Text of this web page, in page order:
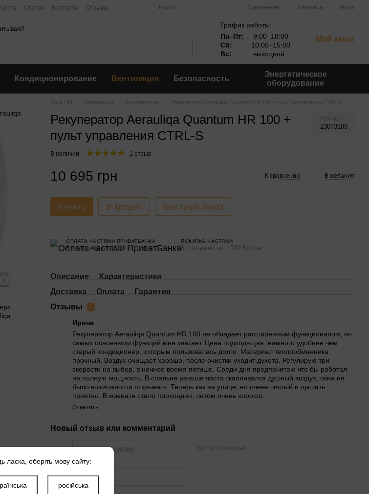
Статьи Контакты Отзывы Рус Сравнение Желания Вход
вам?
График работы:
Пн–Пт:
9:00–18:00
Сб:
10:00–15:00
Вс:
выходной
Мой заказ
Кондиционирование Вентиляция Безопасность
Энергетическое
оборудование
Aqua Life Вентиляция Рекуператоры Рекуператор Aerauliqa Quantum HR 100 + пульт управления CTRL-S
Рекуператор Aerauliqa Quantum HR 100 +
пульт управления CTRL-S
23073109
В наличии 1 отзыв
10 695 грн К сравнению В желания
Купить В кредит Быстрый заказ
ОПЛАТА ЧАСТЯМИ ПРИВАТБАНКА
6 платежей по 1 782.50 грн
ПОКУПКА ЧАСТЯМИ
6 платежей по 1 782.50 грн
Описание
Характеристики
Доставка
Оплата
Гарантия
Отзывы
1
Ирина
Рекуператор Aerauliqa Quantum HR 100 не обладает расширенным функционалом, но
самых основными функций мне хватает. Цена подходящая, намного удобнее чем
старый кондиционер, которым пользовалась долго. Материал теплообменника
прочный. Воздух очищает хорошо, после очистки уходит духота. Регулирую три
скорости на выбор, в ночное время потише. Среди дня предпочитаю что бы работал
на полную мощность. В спальне раньше часто скапливался душный воздух, окна не
было возможности открывать. Теперь как на улице, но очень чистый и дышать
приятно. В комнате стало прохладно, летом очень хорошо.
Ответить
Новый отзыв или комментарий
Войти с помощью
ласка, оберіть мову сайту:
російська